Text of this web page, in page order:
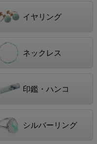
イヤリング
ネックレス
印鑑・ハンコ
シルバーリング